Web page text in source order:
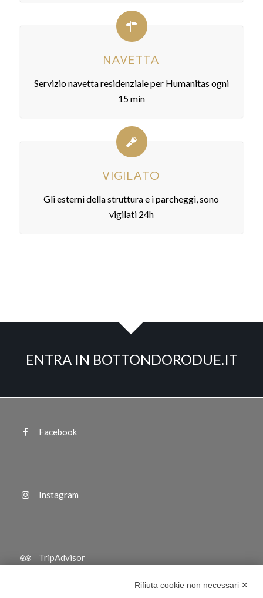
NAVETTA
Servizio navetta residenziale per Humanitas ogni
15 min
VIGILATO
Gli esterni della struttura e i parcheggi, sono
vigilati 24h
ENTRA IN BOTTONDORODUE.IT
Facebook
Instagram
TripAdvisor
Rifiuta cookie non necessari ✕